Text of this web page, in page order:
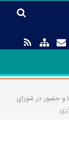
و حضور در شورای